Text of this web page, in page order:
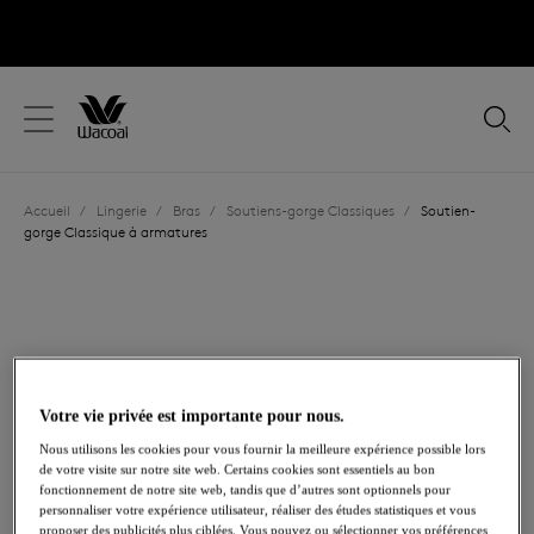
Fermer
Votre pays
Langue
Accueil / Lingerie / Bras / Soutiens-gorge Classiques / Soutien-
gorge Classique à armatures
Votre vie privée est importante pour nous.
Nous utilisons les cookies pour vous fournir la meilleure expérience possible lors
de votre visite sur notre site web. Certains cookies sont essentiels au bon
fonctionnement de notre site web, tandis que d’autres sont optionnels pour
personnaliser votre expérience utilisateur, réaliser des études statistiques et vous
proposer des publicités plus ciblées. Vous pouvez ou sélectionner vos préférences